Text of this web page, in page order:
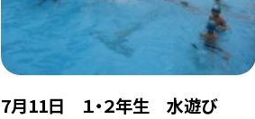
7月11日 １・２年生 水遊び